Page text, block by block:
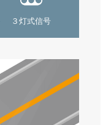
３灯式信号